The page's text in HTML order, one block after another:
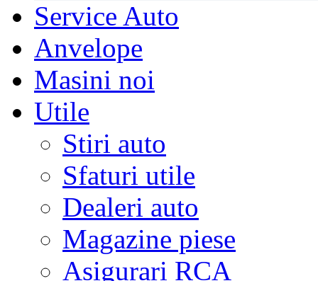
Service Auto
Anvelope
Masini noi
Utile
Stiri auto
Sfaturi utile
Dealeri auto
Magazine piese
Asigurari RCA